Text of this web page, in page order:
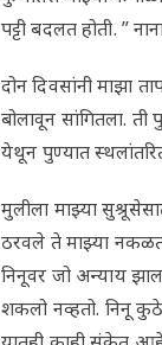
पट्टी बदलत होती. ”
दोन दिवसांनी माझा
बोलावून सांगितला.
येथून पुण्यात
मुलीला माझ्या
ठरवले ते माझ्या
निनूवर जो अन्याय
शकलो नव्हतो. निनू